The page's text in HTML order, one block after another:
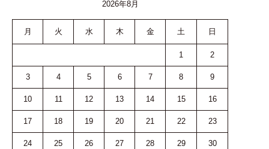
2026年8月
月 火 水 木 金 土 日
1 2
3 4 5 6 7 8 9
10 11 12 13 14 15 16
17 18 19 20 21 22 23
24 25 26 27 28 29 30